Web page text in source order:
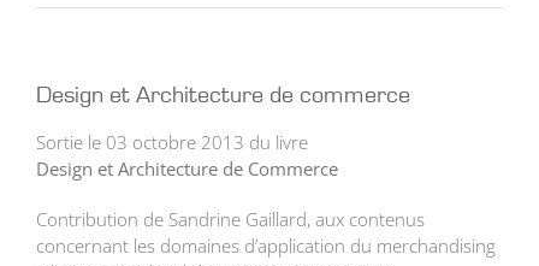
Design et Architecture de commerce
Sortie le 03 octobre 2013 du livre
Design et Architecture de Commerce
Contribution de Sandrine Gaillard, aux contenus
concernant les domaines d’application du merchandising